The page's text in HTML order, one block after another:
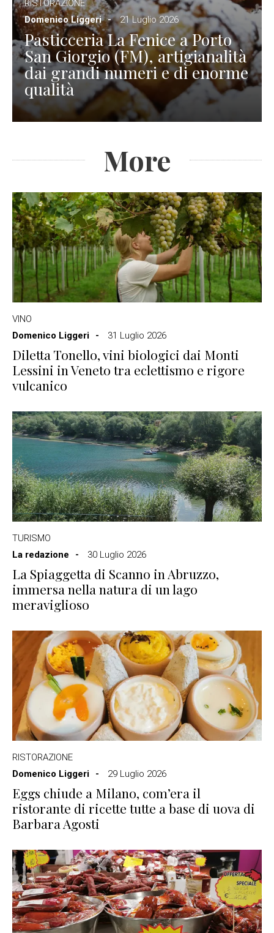
RISTORAZIONE
Domenico Liggeri
21 Luglio 2026
Pasticceria La Fenice a Porto
San Giorgio (FM), artigianalità
dai grandi numeri e di enorme
qualità
More
VINO
Domenico Liggeri
31 Luglio 2026
Diletta Tonello, vini biologici dai Monti
Lessini in Veneto tra eclettismo e rigore
vulcanico
TURISMO
La redazione
30 Luglio 2026
La Spiaggetta di Scanno in Abruzzo,
immersa nella natura di un lago
meraviglioso
RISTORAZIONE
Domenico Liggeri
29 Luglio 2026
Eggs chiude a Milano, com’era il
ristorante di ricette tutte a base di uova di
Barbara Agosti